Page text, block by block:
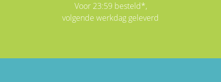
Voor 23:59 besteld*,
volgende werkdag geleverd